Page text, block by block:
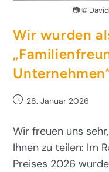
📷 ©
Wir wurden
28. Januar 2026
Wir freuen uns
Ihnen zu teilen: Im
Preises 2026